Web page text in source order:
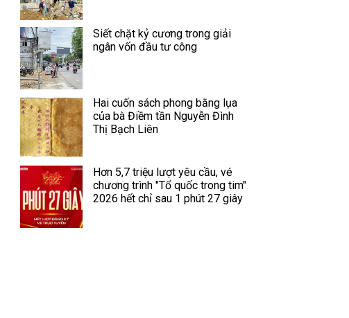
Siết chặt kỷ cương trong giải
ngân vốn đầu tư công
Hai cuốn sách phong bằng lụa
của bà Điềm tần Nguyễn Đình
Thị Bạch Liên
Hơn 5,7 triệu lượt yêu cầu, vé
chương trình "Tổ quốc trong tim"
2026 hết chỉ sau 1 phút 27 giây